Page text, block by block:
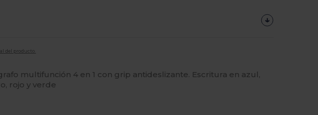
del producto.
multifunción 4 en 1 con grip antideslizante. Escritura en azul,
rojo y verde